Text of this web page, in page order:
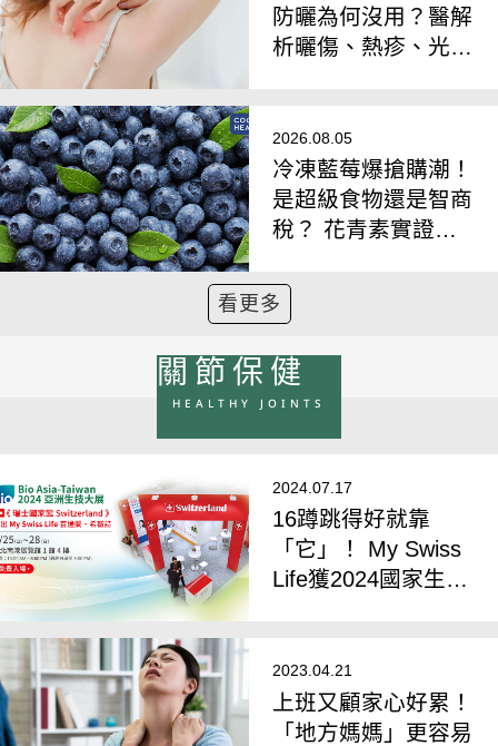
防曬為何沒用？醫解
析曬傷、熱疹、光過
2026.08.05
冷凍藍莓爆搶購潮！
是超級食物還是智商
稅？ 花青素實證好
看更多
關節保健
HEALTHY JOINTS
2024.07.17
16蹲跳得好就靠
「它」！ My Swiss
Life獲2024國家生技
2023.04.21
上班又顧家心好累！
「地方媽媽」更容易